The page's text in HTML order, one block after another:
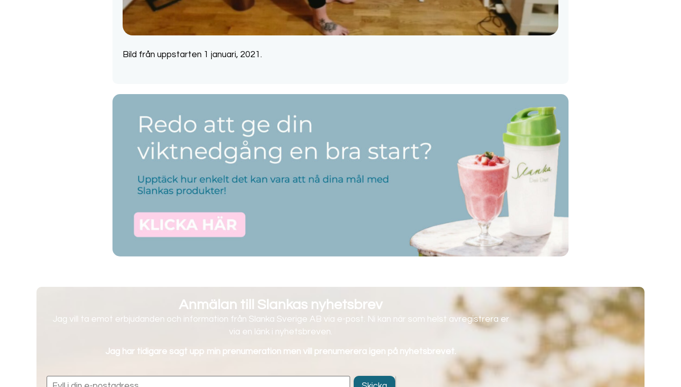
Bild från uppstarten 1 januari, 2021.
Anmälan till Slankas nyhetsbrev
Jag vill ta emot erbjudanden och information från Slanka Sverige AB via e-post. Ni kan när som helst avregistrera er
via en länk i nyhetsbreven.
Jag har tidigare sagt upp min prenumeration men vill prenumerera igen på nyhetsbrevet.